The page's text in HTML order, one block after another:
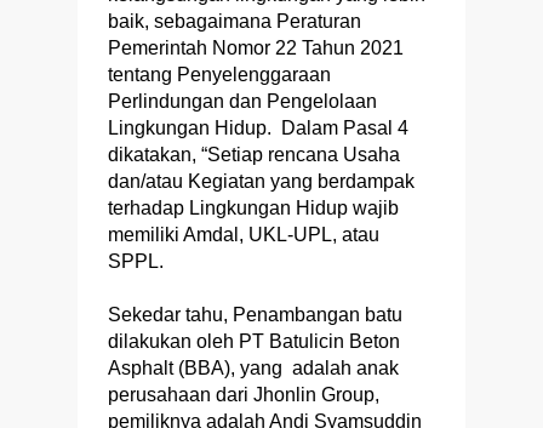
baik, sebagaimana Peraturan
Pemerintah Nomor 22 Tahun 2021
tentang Penyelenggaraan
Perlindungan dan Pengelolaan
Lingkungan Hidup. Dalam Pasal 4
dikatakan, “Setiap rencana Usaha
dan/atau Kegiatan yang berdampak
terhadap Lingkungan Hidup wajib
memiliki Amdal, UKL-UPL, atau
SPPL.
Sekedar tahu, Penambangan batu
dilakukan oleh PT Batulicin Beton
Asphalt (BBA), yang adalah anak
perusahaan dari Jhonlin Group,
pemiliknya adalah Andi Syamsuddin